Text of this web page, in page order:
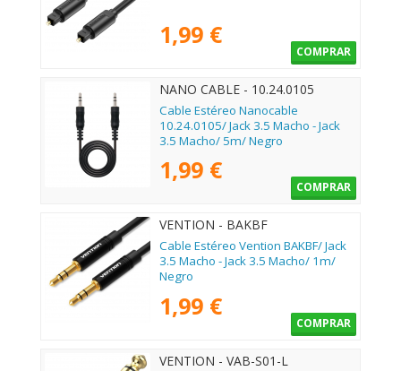
1,99 €
COMPRAR
NANO CABLE - 10.24.0105
Cable Estéreo Nanocable
10.24.0105/ Jack 3.5 Macho - Jack
3.5 Macho/ 5m/ Negro
1,99 €
COMPRAR
VENTION - BAKBF
Cable Estéreo Vention BAKBF/ Jack
3.5 Macho - Jack 3.5 Macho/ 1m/
Negro
1,99 €
COMPRAR
VENTION - VAB-S01-L